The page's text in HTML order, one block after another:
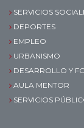
SERVICIOS
DEPORTES
EMPLEO
URBANISMO
DESARROLLO Y
AULA MENTOR
SERVICIOS